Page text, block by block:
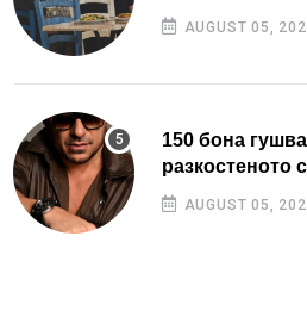
AUGUST 05,
150 бона
разкостеното
AUGUST 05,